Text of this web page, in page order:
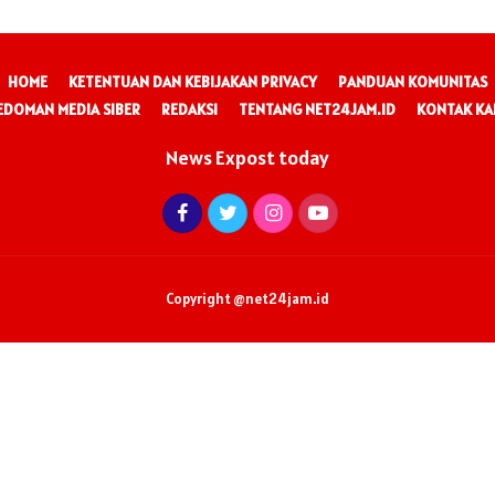
HOME KETENTUAN DAN KEBIJAKAN PRIVACY
PANDUAN KOMUNITAS
MEDIA SIBER
REDAKSI TENTANG NET24JAM.ID KONTAK
News Expost today
Copyright @net24jam.id